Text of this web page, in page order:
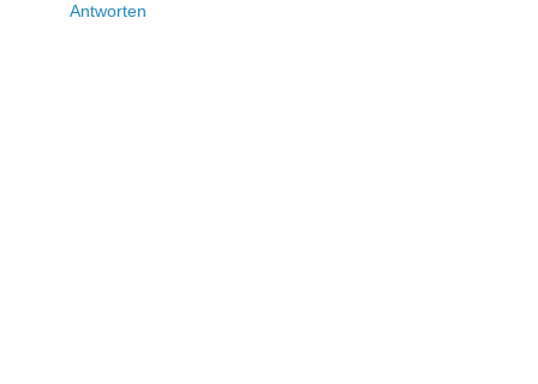
Antworten